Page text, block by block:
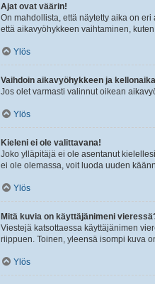
Ajat ovat väärin!
On mahdollista, että näytetty aika on
että aikavyöhykkeen vaihtaminen,
Ylös
Vaihdoin aikavyöhykkeen ja
Jos olet varmasti valinnut oikean
Ylös
Kieleni ei ole valittavana!
Joko ylläpitäjä ei ole asentanut
ei ole olemassa, voit luoda uuden
Ylös
Mitä kuvia on käyttäjänimeni
Viestejä katsottaessa käyttäjänimen
riippuen. Toinen, yleensä isompi kuva
Ylös